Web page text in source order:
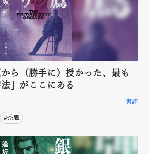
ら（勝手に）授かった、最も
」がここにある
書評
#禿鷹